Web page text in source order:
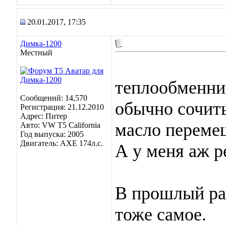
20.01.2017, 17:35
Димка-1200
Местный
Сообщений: 14,570
Регистрация: 21.12.2010
Адрес: Питер
Авто: VW T5 California
Год выпуска: 2005
Двигатель: AXE 174л.с.
обычно
масло
А у меня аж
В прошлый
тоже самое.